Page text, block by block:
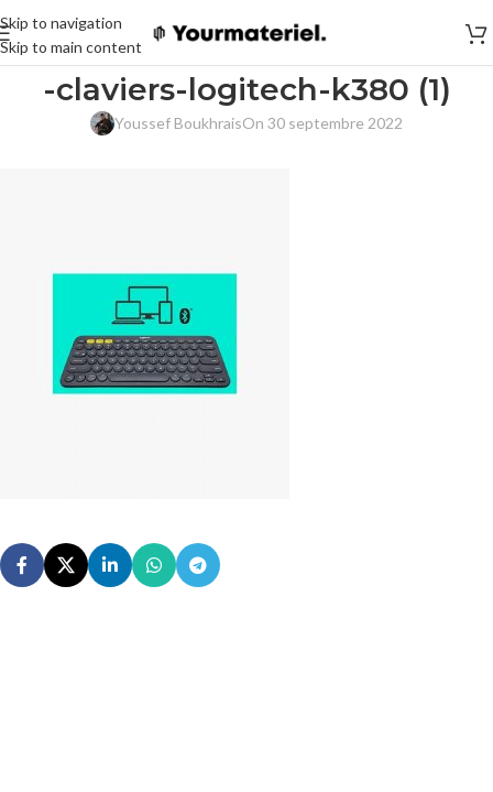
Skip to navigation
Skip to main content
-claviers-logitech-k380 (1)
Youssef BoukhraisOn 30 septembre 2022